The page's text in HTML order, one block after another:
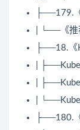
├──179.
| └──《
├──18.《
|
|
|
├──180.